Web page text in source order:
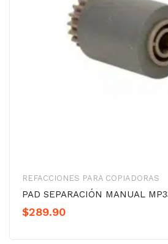
REFACCIONES PARA COPIADORAS
PAD SEPARACIÓN MANUAL
$289.90